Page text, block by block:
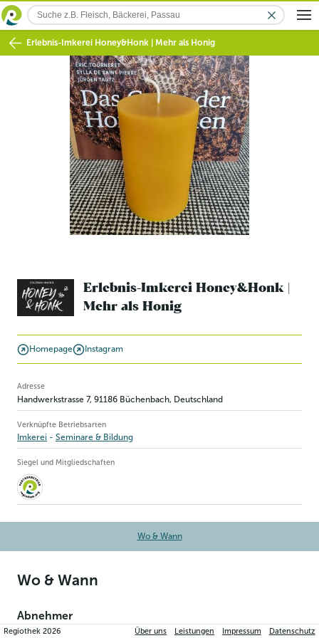
Erlebnis-Imkerei Honey&Honk | Mehr als Honig
Erlebnis-Imkerei Honey&Honk |
Mehr als Honig
Homepage Instagram
Betriebsinformation
Adresse
Handwerkstrasse 7, 91186 Büchenbach, Deutschland
Verknüpfte Betriebsarten
Imkerei Seminare & Bildung
Siegel und Mitgliedschaften
Wo & Wann
Wo & Wann
Abnehmer
Unsere Produkte findest du auch bei:
Regiothek2026 Über uns Leistungen Impressum Datenschutz